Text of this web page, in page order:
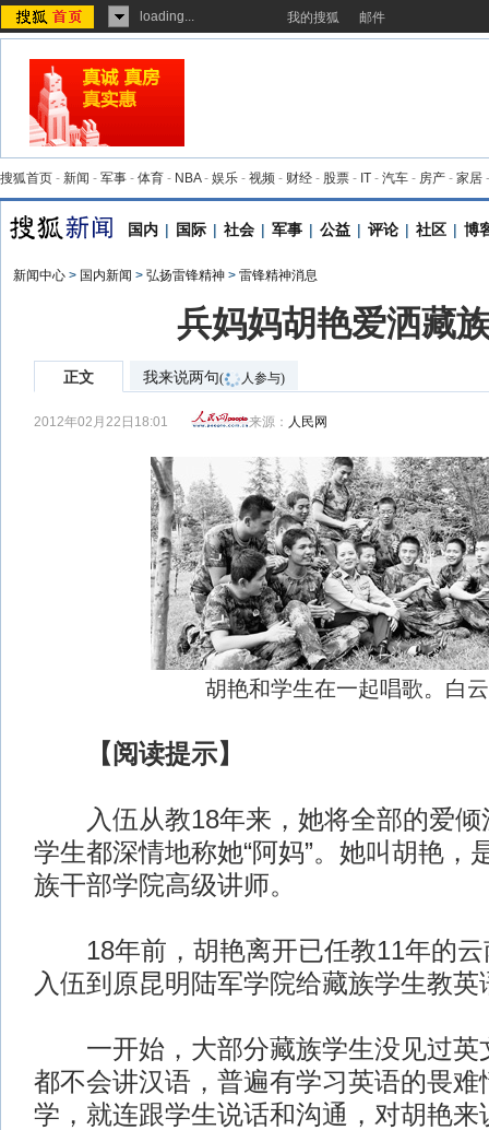
loading... 我的搜狐 邮件
搜狐首页 - 新闻 - 军事 - 体育 - NBA- 娱乐 - 视频 - 财经 - 股票 - IT - 汽车 - 房产 - 家居
国内 | 国际 | 社会 | 军事 | 公益 | 评论 | 社区 | 博
新闻中心 > 国内新闻 > 弘扬雷锋精神 > 雷锋精神消息
兵妈妈胡艳爱洒藏
正文 我来说两句( 人参与)
2012年02月22日18:01 来源： 人民网
胡艳和学生在一起唱歌。白
【阅读提示】
入伍从教18年来，她将全部的爱倾
学生都深情地称她“阿妈”。她叫胡艳，
族干部学院高级讲师。
18年前，胡艳离开已任教11年的云
入伍到原昆明陆军学院给藏族学生教英
一开始，大部分藏族学生没见过英
都不会讲汉语，普遍有学习英语的畏难
学，就连跟学生说话和沟通，对胡艳来